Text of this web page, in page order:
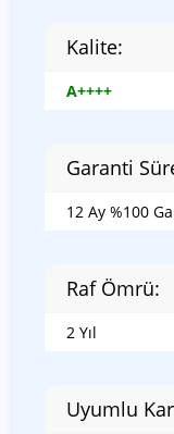
Kalite:
A++++
Garanti
12 Ay %100
Raf Ömrü:
2 Yıl
Uyumlu